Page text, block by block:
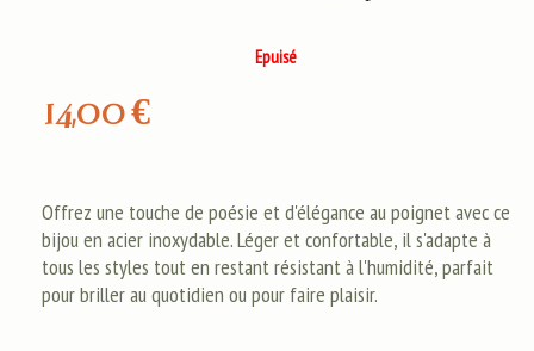
14,00€
Epuisé
Offrez une touche de poésie et d'élégance au poignet avec ce
bijou en acier inoxydable. Léger et confortable, il s'adapte à
tous les styles tout en restant résistant à l'humidité, parfait
pour briller au quotidien ou pour faire plaisir.